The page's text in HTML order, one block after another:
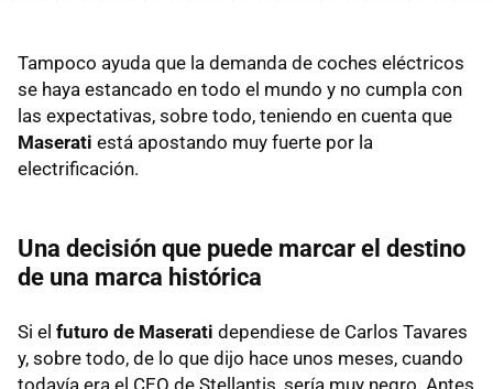
Tampoco ayuda que la demanda de coches eléctricos
se haya estancado en todo el mundo y no cumpla con
las expectativas, sobre todo, teniendo en cuenta que
Maserati está apostando muy fuerte por la
electrificación.
Una decisión que puede marcar el destino
de una marca histórica
Si el futuro de Maserati dependiese de Carlos Tavares
y, sobre todo, de lo que dijo hace unos meses, cuando
todavía era el CEO de Stellantis, sería muy negro. Antes